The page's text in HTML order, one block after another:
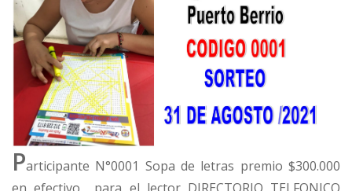
Participante N°0001 Sopa de letras premio $300.000